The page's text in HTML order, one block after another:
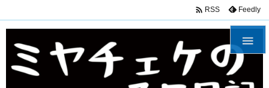

 RSS Feedly